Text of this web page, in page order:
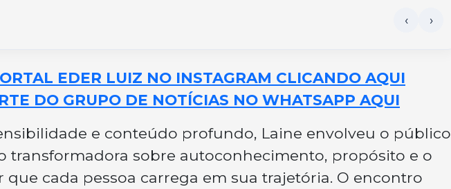
EDER LUIZ NO INSTAGRAM CLICANDO AQUI
DO GRUPO DE NOTÍCIAS NO WHATSAPP AQUI
e conteúdo profundo, Laine envolveu o público
transformadora sobre autoconhecimento, propósito e o
que cada pessoa carrega em sua trajetória. O encontro